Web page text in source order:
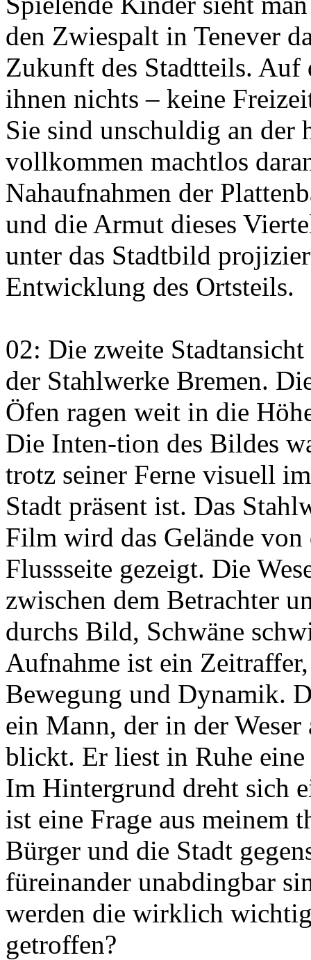
den Zwiespalt in Tenever
Zukunft des Stadtteils. Auf
ihnen nichts – keine
Sie sind unschuldig an der
vollkommen machtlos
Nahaufnahmen der
und die Armut dieses
unter das Stadtbild
Entwicklung des Ortsteils.
02: Die zweite
der Stahlwerke Bremen.
Öfen ragen weit in die
Die Inten-tion des Bildes
trotz seiner Ferne visuell
Stadt präsent ist. Das
Film wird das Gelände von
Flussseite gezeigt. Die
zwischen dem Betrachter
durchs Bild, Schwäne
Aufnahme ist ein
Bewegung und Dynamik.
ein Mann, der in der
blickt. Er liest in Ruhe
Im Hintergrund dreht sich
ist eine Frage aus meinem
Bürger und die Stadt
füreinander unabdingbar
werden die wirklich
getroffen?